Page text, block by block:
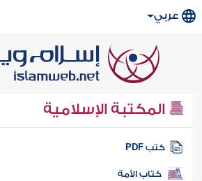
عربي
المكتبة الإسلامية
كتب PDF